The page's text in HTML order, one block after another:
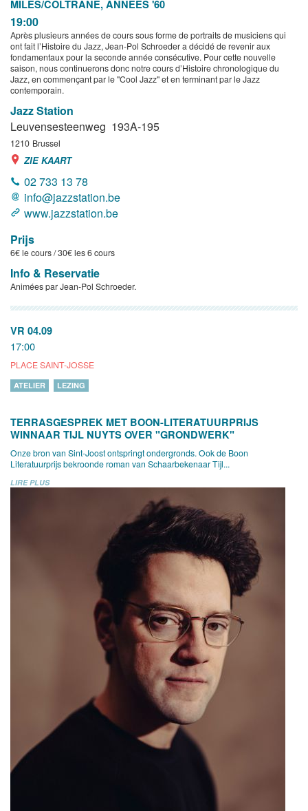
MILES/COLTRANE, ANNÉES '60
19:00
Après plusieurs années de cours sous forme de portraits de musiciens qui
ont fait l’Histoire du Jazz, Jean-Pol Schroeder a décidé de revenir aux
fondamentaux pour la seconde année consécutive. Pour cette nouvelle
saison, nous continuerons donc notre cours d’Histoire chronologique du
Jazz, en commençant par le "Cool Jazz" et en terminant par le Jazz
contemporain.
Jazz Station
Leuvensesteenweg 193A-195
1210 Brussel
ZIE KAART
02 733 13 78
info@jazzstation.be
www.jazzstation.be
Prijs
6€ le cours / 30€ les 6 cours
Info & Reservatie
Animées par Jean-Pol Schroeder.
VR 04.09
17:00
PLACE SAINT-JOSSE
ATELIER LEZING
TERRASGESPREK MET BOON-LITERATUURPRIJS
WINNAAR TIJL NUYTS OVER "GRONDWERK"
Onze bron van Sint-Joost ontspringt ondergronds. Ook de Boon
Literatuurprijs bekroonde roman van Schaarbekenaar Tijl...
LIRE PLUS